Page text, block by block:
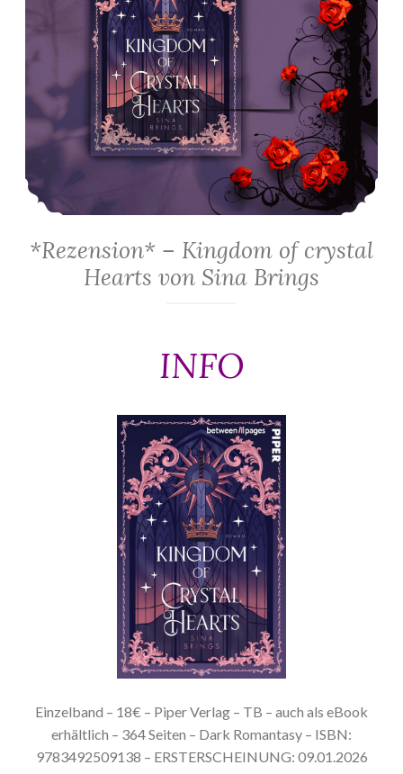
*Rezension* – Kingdom of crystal
Hearts von Sina Brings
INFO
Einzelband – 18€ – Piper Verlag – TB – auch als eBook
erhältlich – 364 Seiten – Dark Romantasy – ISBN:
9783492509138 – ERSTERSCHEINUNG: 09.01.2026